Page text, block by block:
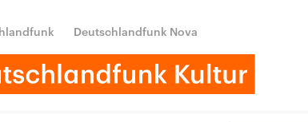
Deutschlandfunk Nova